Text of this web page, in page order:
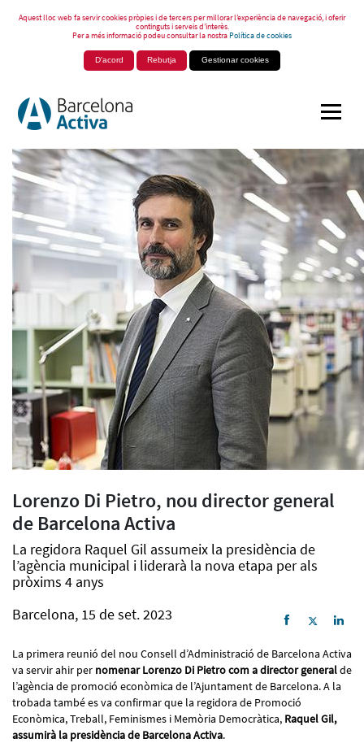
Aquest lloc web fa servir cookies pròpies i de tercers per millorar l’experiència de navegació, i oferir
continguts i serveis d’interès.
Per a més informació podeu consultar la nostraPolítica de cookies
D'acord Rebutja Gestionar cookies
Lorenzo Di Pietro, nou director general
de Barcelona Activa
La regidora Raquel Gil assumeix la presidència de
l’agència municipal i liderarà la nova etapa per als
pròxims 4 anys
Barcelona, 15 de set. 2023
La primera reunió del nou Consell d’Administració de Barcelona Activa
va servir ahir per nomenar Lorenzo Di Pietro com a director generalde
l’agència de promoció econòmica de l’Ajuntament de Barcelona. A la
trobada també es va confirmar que la regidora de Promoció
Econòmica, Treball, Feminismes i Memòria Democràtica, Raquel Gil,
assumirà la presidència de Barcelona Activa.